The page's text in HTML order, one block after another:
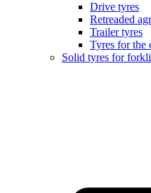
Drive tyres
Retreaded
Trailer tyres
Tyres for the
Solid tyres for